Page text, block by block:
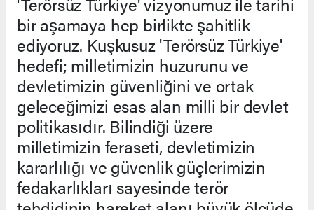
bir aşamaya hep birlikte şahitlik
ediyoruz. Kuşkusuz 'Terörsüz Türkiye'
hedefi; milletimizin huzurunu ve
devletimizin güvenliğini ve ortak
geleceğimizi esas alan milli bir devlet
politikasıdır. Bilindiği üzere
milletimizin feraseti, devletimizin
kararlılığı ve güvenlik güçlerimizin
fedakarlıkları sayesinde terör